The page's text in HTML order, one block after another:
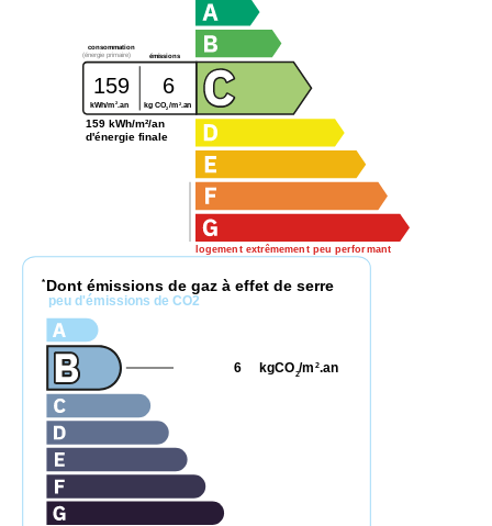
logement extrêmement peu performant
consommation
émissions
(énergie primaire)
159 6
kWh/m 2 .an kg CO2/m2.an
159 kWh/m²/an
d'énergie finale
* Dont émissions de gaz à effet de serre
peu d'émissions de CO2
kgCO2/m 2.an
6